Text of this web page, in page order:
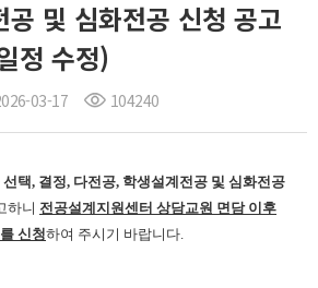
및 심화전공 신청 공고
정 수정)
03-17 104240
택, 결정, 다전공, 학생설계전공 및 심화전공
하니 전공설계지원센터 상담교원 면담 이후
신청하여 주시기 바랍니다.